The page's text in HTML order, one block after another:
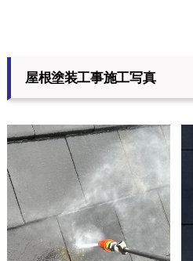
屋根塗装工事施工写真